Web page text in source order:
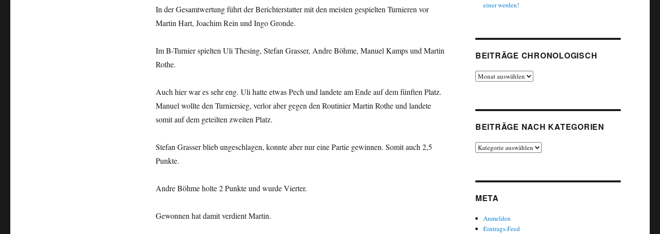
In der Gesamtwertung führt der Berichterstatter mit den meisten gespielten Turnieren vor
Martin Hart, Joachim Rein und Ingo Gronde.
Im B-Turnier spielten Uli Thesing, Stefan Grasser, Andre Böhme, Manuel Kamps und Martin
Rothe.
Auch hier war es sehr eng. Uli hatte etwas Pech und landete am Ende auf dem fünften Platz.
Manuel wollte den Turniersieg, verlor aber gegen den Routinier Martin Rothe und landete
somit auf dem geteilten zweiten Platz.
Stefan Grasser blieb ungeschlagen, konnte aber nur eine Partie gewinnen. Somit auch 2,5
Punkte.
Andre Böhme holte 2 Punkte und wurde Vierter.
Gewonnen hat damit verdient Martin.
einer werden!
BEITRÄGE CHRONOLOGISCH
Beiträge
BEITRÄGE NACH KATEGORIEN
Beiträge
META
Anmelden
Eintrags-Feed